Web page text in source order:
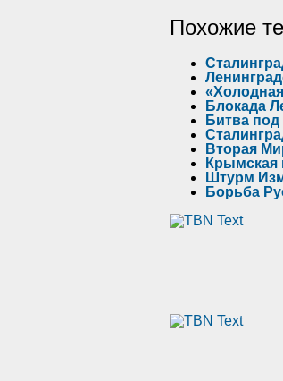
Похожие
Блокада
Битва
Вторая
Крымская
Штурм
Борьба